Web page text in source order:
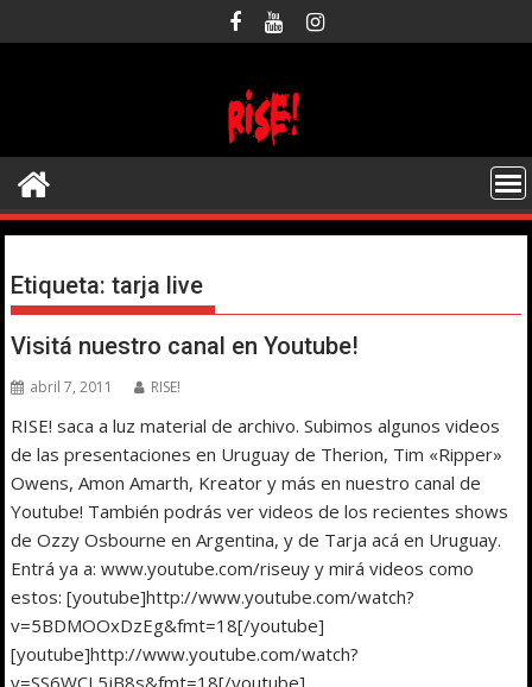
al
Etiqueta:tarja live
Visitá nuestro canal en Youtube!
abril 7, 2011 RISE!
RISE! saca a luz material de archivo. Subimos algunos videos
de las presentaciones en Uruguay de Therion, Tim «Ripper»
Owens, Amon Amarth, Kreator y más en nuestro canal de
Youtube! También podrás ver videos de los recientes shows
de Ozzy Osbourne en Argentina, y de Tarja acá en Uruguay.
Entrá ya a: www.youtube.com/riseuy y mirá videos como
estos: [youtube]http://www.youtube.com/watch?
v=5BDMOOxDzEg&fmt=18[/youtube]
[youtube]http://www.youtube.com/watch?
v=SS6WCL5jB8s&fmt=18[/youtube]